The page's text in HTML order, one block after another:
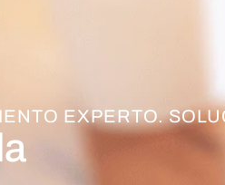
EXPERTO.